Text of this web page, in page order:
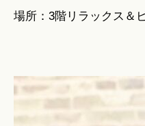
場所：3階リラックス＆